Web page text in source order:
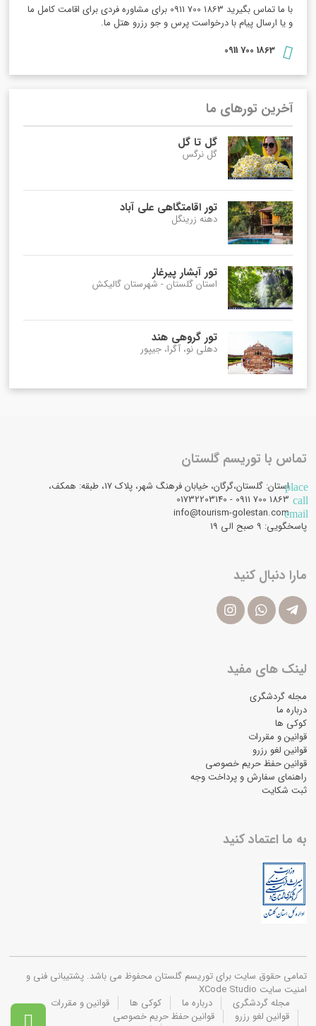
با ما تماس بگیرید 1863 700 0911 برای مشاوره فردی برای اقامت کامل ما
و یا ارسال پیام با درخواست پرس و جو رزرو هتل ما.
1863 700 0911
آخرین تورهای ما
گل تا گل
گل نرگس
تور اقامتگاهی علی آباد
دهنه زرینگل
تور آبشار پیرغار
استان گلستان - شهرستان گالیکش
تور گروهی هند
دهلی نو، آگرا، جیپور

تماس با توریسم گلستان
placeاستان: گلستان،گرگان، خیابان فرهنگ شهر، پلاک 17، طبقه: همکف،
call
email
info@tourism-golestan.com
پاسخگویی: ۹ صبح الی 19
مارا دنبال کنید
لینک های مفید
مجله گردشگری
درباره ما
کوکی ها
قوانین و مقررات
قوانین لغو رزرو
قوانین حفظ حریم خصوصی
راهنمای سفارش و پرداخت وجه
ثبت شکایت
به ما اعتماد کنید
تمامی حقوق سایت برای توریسم گلستان محفوظ می باشد. پشتیبانی فنی و
امنیت سایت XCode Studio
مجله گردشگری
درباره ما کوکی ها
قوانین و مقررات
قوانین لغو رزرو
قوانین حفظ حریم خصوصی